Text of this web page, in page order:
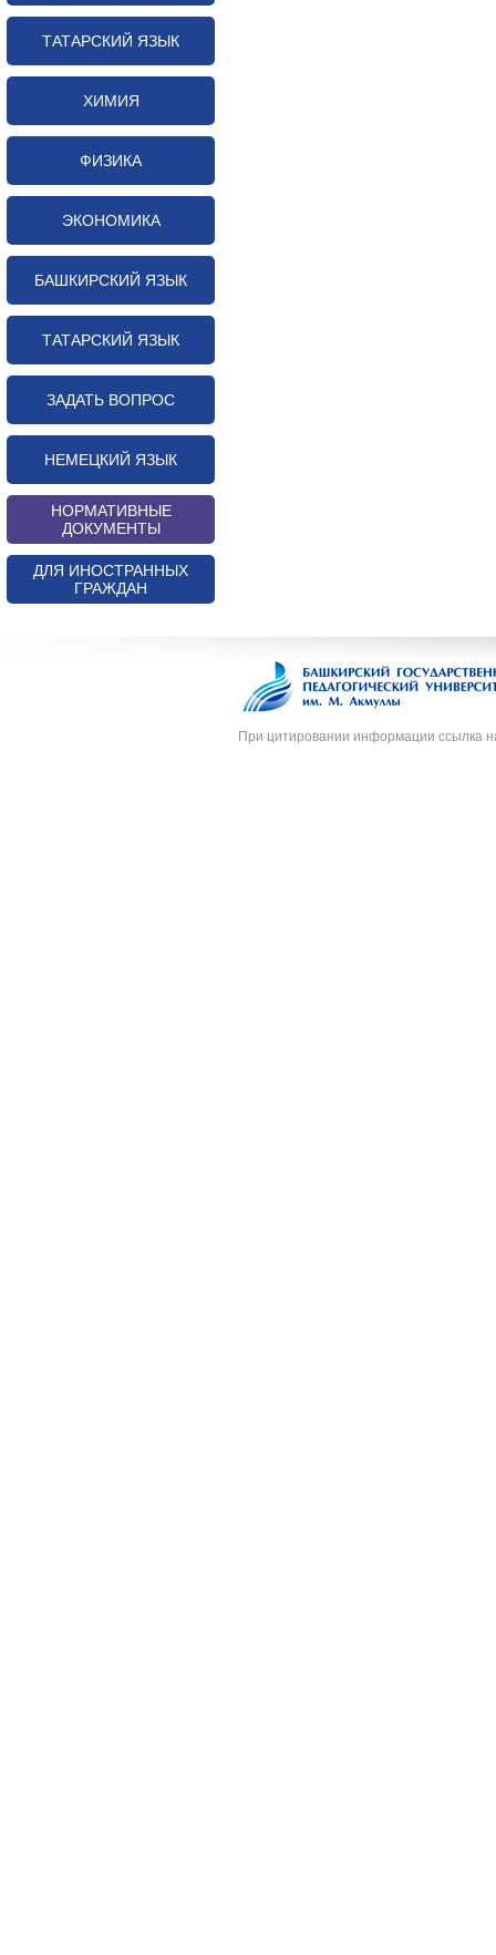
ТАТАРСКИЙ ЯЗЫК
ХИМИЯ
ФИЗИКА
ЭКОНОМИКА
БАШКИРСКИЙ ЯЗЫК
ТАТАРСКИЙ ЯЗЫК
ЗАДАТЬ ВОПРОС
НЕМЕЦКИЙ ЯЗЫК
НОРМАТИВНЫЕ
ДОКУМЕНТЫ
ДЛЯ ИНОСТРАННЫХ
ГРАЖДАН
При цитировании информации ссылка